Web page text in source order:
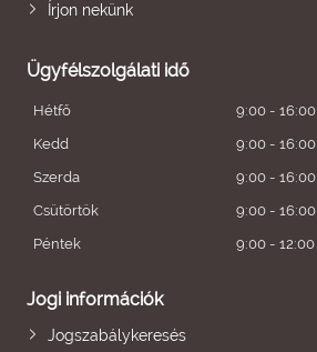
Írjon nekünk
Ügyfélszolgálati idő
Hétfő
9:00 - 16:00
Kedd
9:00 - 16:00
Szerda
9:00 - 16:00
Csütörtök
9:00 - 16:00
Péntek
9:00 - 12:00
Jogi információk
Jogszabálykeresés